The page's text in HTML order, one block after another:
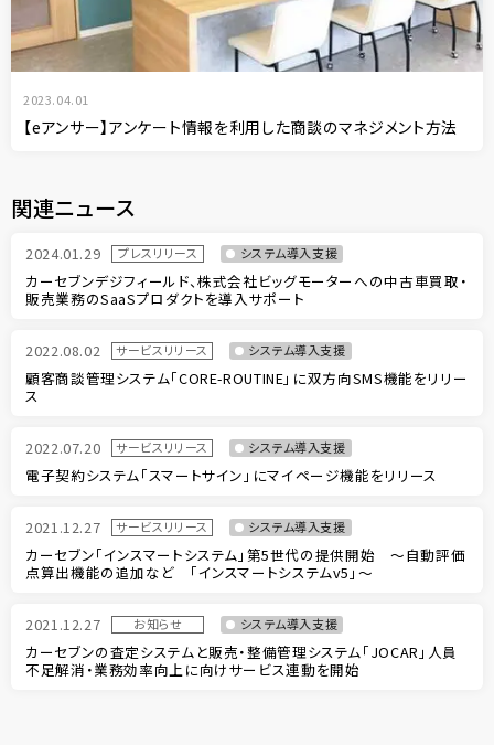
2023.04.01
【eアンサー】アンケート情報を利用した商談のマネジメント方法
関連ニュース
2024.01.29 プレスリリース システム導入支援
カーセブンデジフィールド、株式会社ビッグモーターへの中古車買取・
販売業務のSaaSプロダクトを導入サポート
2022.08.02 サービスリリース システム導入支援
顧客商談管理システム「CORE-ROUTINE」に双方向SMS機能をリリー
ス
2022.07.20 サービスリリース システム導入支援
電子契約システム「スマートサイン」にマイページ機能をリリース
2021.12.27 サービスリリース システム導入支援
カーセブン「インスマートシステム」第5世代の提供開始 ～自動評価
点算出機能の追加など 「インスマートシステムv5」～
2021.12.27 お知らせ システム導入支援
カーセブンの査定システムと販売・整備管理システム「JOCAR」人員
不足解消・業務効率向上に向けサービス連動を開始